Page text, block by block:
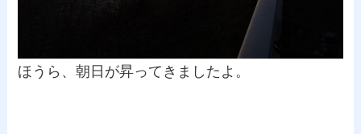
ほうら、朝日が昇ってきましたよ。